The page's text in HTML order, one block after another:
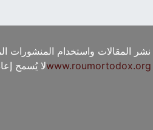
نشر المقالات واستخدام المنشورات
www.roumortodox.orgلا يُسمح